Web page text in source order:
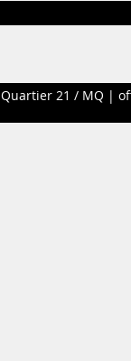
Quartier 21 / MQ |